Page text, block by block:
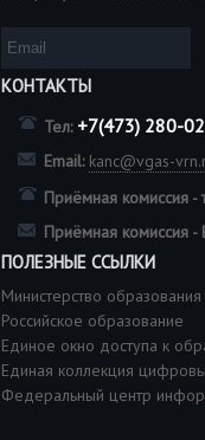
КОНТАКТЫ
Тел: +7(473) 280-
Email: kanc@vgas-
Приёмная комиссия -
Приёмная комиссия -
ПОЛЕЗНЫЕ ССЫЛКИ
Министерство образования
Российское образование
Единое окно доступа к
Единая коллекция
Федеральный центр